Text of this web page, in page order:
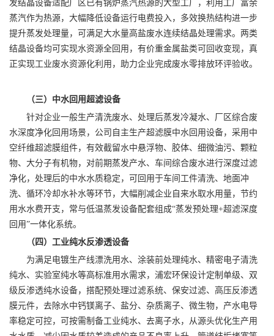
发结晶设备适配厂区已有锅炉蒸汽热源的大型工厂，利用工厂富余
蒸汽作为热源，大幅降低设备运行电费投入，多效换热结构进一步
提升蒸发处理量，可满足大水量高盐废水连续结晶处理需求。两类
结晶设备均可实现水资源全回用，有价重金属盐类可回收变现，真
正实现工业废水资源化利用，助力企业完成废水零排放环评验收。
（三）中水回用超滤设备
针对企业一般生产清洗废水、处理后蒸发冷凝水、厂区综合废
水深度净化回用场景，公司自主生产超滤膜中水回用设备，采用中
空纤维超滤膜组件，有效截留水中悬浮物、胶体、细微油污、颗粒
物、大分子有机物，对前期蒸发产水、车间综合废水进行深度过滤
净化，处理后的中水水质稳定，可回用于车间工件清洗、地面冲
洗、循环冷却水补水等环节，大幅削减企业自来水取水用量，节约
用水水费开支，常与低温蒸发设备配套组成“蒸发预处理+超滤深度
回用”一体化系统。
（四）工业纯水反渗透设备
为满足电镀生产线漂洗用水、涂装前处理纯水、精密电子清洗
纯水、实验室纯水等高标准用水需求，浦宏环保设计定制单级、双
级反渗透纯水设备，搭配预处理过滤系统、保安过滤、高压反渗透
膜元件，去除水中钙镁离子、盐分、杂质离子、微生物，产水电导
率稳定可控，可按需制备工业纯水、去离子水，从源头优化生产用